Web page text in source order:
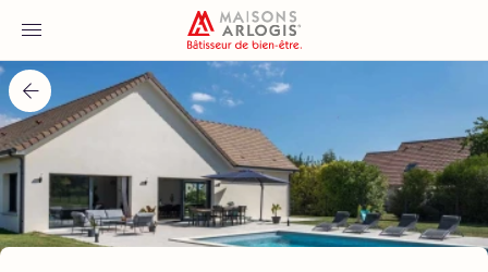
Accueil
Nos maisons
Nos annonces